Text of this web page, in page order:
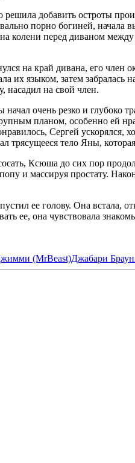
добавить остроты
порно богиней,
колени перед диваном
на край дивана, его
их языком, затем
насадил на свой член.
очень резко и
планом, особенно ей
Сергей ускорялся,
трясущееся тело Яны,
Ксюша до сих пор
и массируя простату.
ее голову. Она встала,
ее, она чувствовала
(MrBeast)Джабари Браун